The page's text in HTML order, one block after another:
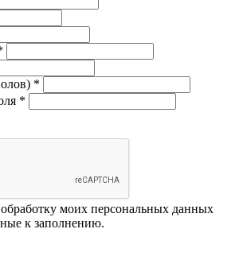
*
*
моих персональных данных
к заполнению.